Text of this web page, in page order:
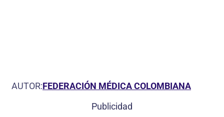
AUTOR:FEDERACIÓN MÉDICA COLOMBIANA
Publicidad